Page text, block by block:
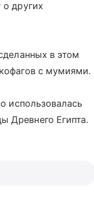
других
в этом
с мумиями.
использовалась
Древнего Египта.